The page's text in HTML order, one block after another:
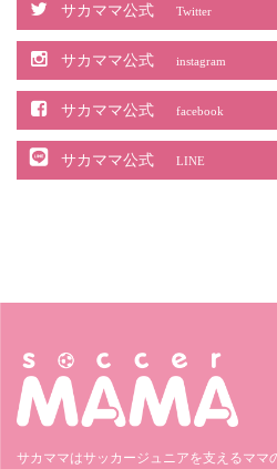
サカママ公式 Twitter
サカママ公式 instagram
サカママ公式 facebook
サカママ公式 LINE
サカママはサッカージュニアを支えるママ